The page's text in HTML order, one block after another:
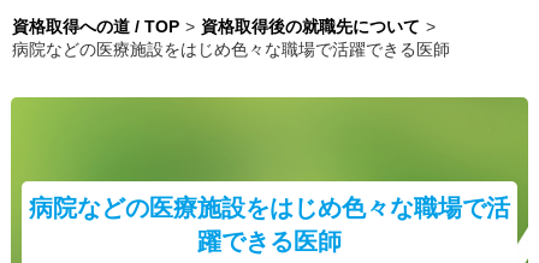
資格取得への道 / TOP > 資格取得後の就職先について >
病院などの医療施設をはじめ色々な職場で活躍できる医師
病院などの医療施設をはじめ色々な職場で活
躍できる医師